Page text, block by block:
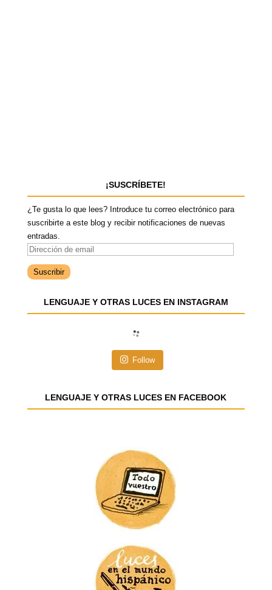
¡SUSCRÍBETE!
¿Te gusta lo que lees? Introduce tu correo electrónico para
suscribirte a este blog y recibir notificaciones de nuevas
entradas.
D
r
c
m
LENGUAJE Y OTRAS LUCES EN INSTAGRAM
Follow
LENGUAJE Y OTRAS LUCES EN FACEBOOK